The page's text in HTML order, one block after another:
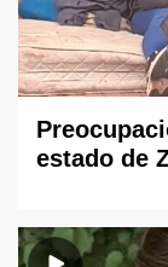
estado de